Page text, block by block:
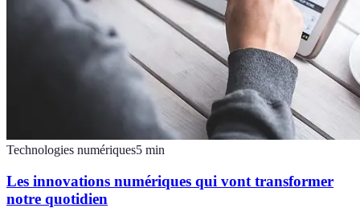
Technologies numériques5 min
Les innovations numériques qui vont transformer
notre quotidien